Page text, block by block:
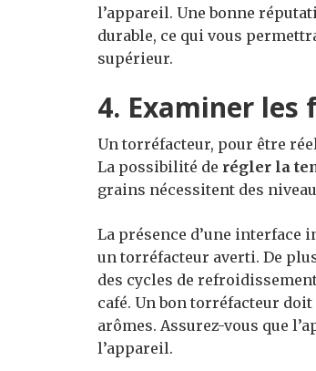
l’appareil. Une bonne
durable, ce qui vous
supérieur.
4. Examiner
Un torréfacteur, pour être
La possibilité de régler la
grains nécessitent des
La présence d’une interface
un torréfacteur averti. De
des cycles de
café. Un bon torréfacteur
arômes. Assurez-vous que
l’appareil.